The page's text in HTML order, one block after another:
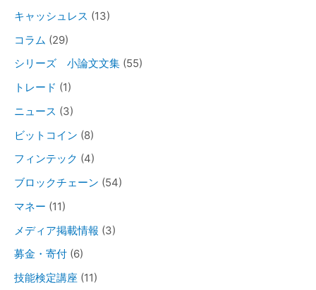
キャッシュレス (13)
コラム (29)
シリーズ 小論文文集 (55)
トレード (1)
ニュース (3)
ビットコイン (8)
フィンテック (4)
ブロックチェーン (54)
マネー (11)
メディア掲載情報 (3)
募金・寄付 (6)
技能検定講座 (11)